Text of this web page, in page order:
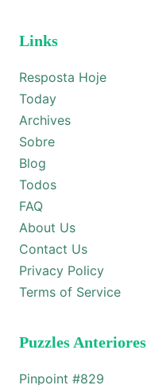
Links
Resposta Hoje
Today
Archives
Sobre
Blog
Todos
FAQ
About Us
Contact Us
Privacy Policy
Terms of Service
Puzzles Anteriores
Pinpoint #829